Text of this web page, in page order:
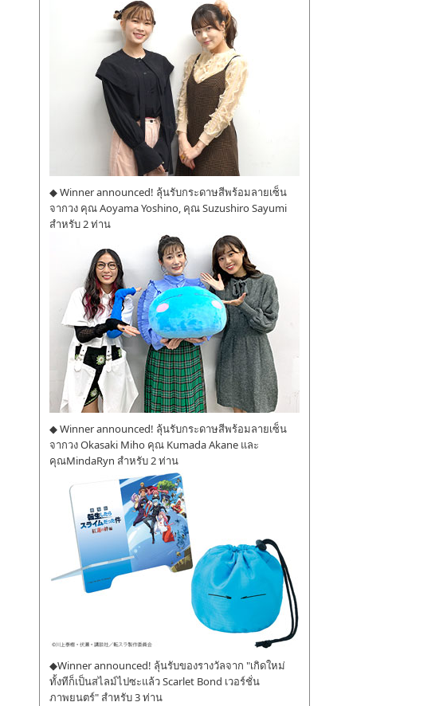
◆ Winner announced! ลุ้นรับกระดาษสีพร้อมลายเซ็น
จากวง คุณ Aoyama Yoshino, คุณ Suzushiro Sayumi
สำหรับ 2 ท่าน
◆ Winner announced! ลุ้นรับกระดาษสีพร้อมลายเซ็น
จากวง Okasaki Miho คุณ Kumada Akane และ
คุณMindaRyn สำหรับ 2 ท่าน
◆Winner announced! ลุ้นรับของรางวัลจาก "เกิดใหม่
ทั้งทีก็เป็นสไลม์ไปซะแล้ว Scarlet Bond เวอร์ชั่น
ภาพยนตร์" สำหรับ 3 ท่าน